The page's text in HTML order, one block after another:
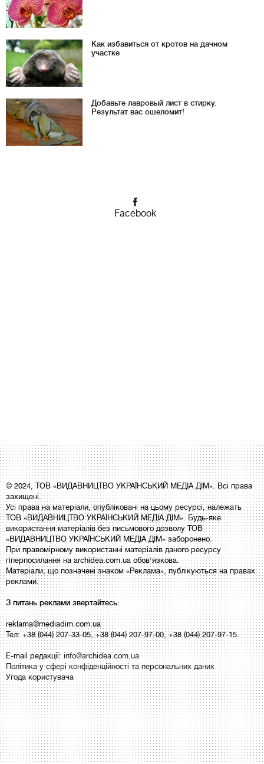
Как избавиться от кротов на дачном
участке
Добавьте лавровый лист в стирку.
Результат вас ошеломит!
Facebook
© 2024, ТОВ «ВИДАВНИЦТВО УКРАЇНСЬКИЙ МЕДІА ДІМ». Всі права
захищені.
Усі права на матеріали, опубліковані на цьому ресурсі, належать
ТОВ «ВИДАВНИЦТВО УКРАЇНСЬКИЙ МЕДІА ДІМ». Будь-яке
використання матеріалів без письмового дозволу ТОВ
«ВИДАВНИЦТВО УКРАЇНСЬКИЙ МЕДІА ДІМ» заборонено.
При правомірному використанні матеріалів даного ресурсу
гіперпосилання на archidea.com.ua обов'язкова.
Матеріали, що позначені знаком «Реклама», публікуються на правах
реклами.
З питань реклами звертайтесь:
reklama@mediadim.com.ua
Тел: +38 (044) 207-33-05, +38 (044) 207-97-00, +38 (044) 207-97-15.
E-mail редакції:info@archidea.com.ua
Політика у сфері конфіденційності та персональних даних
Угода користувача